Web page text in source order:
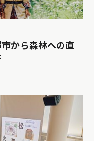
市から森林への直